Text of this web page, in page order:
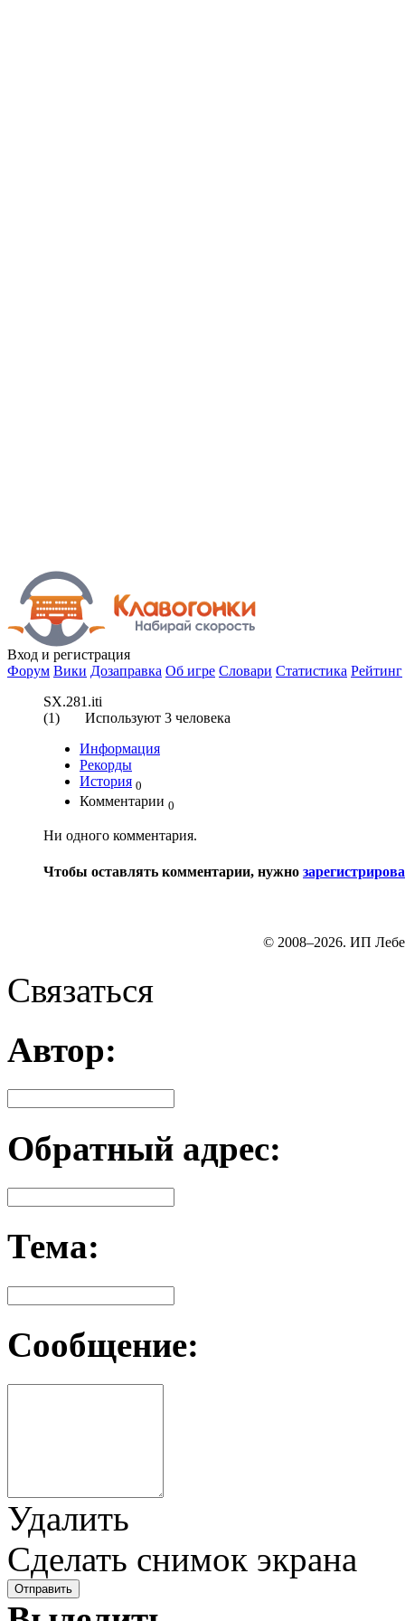
Вход и регистрация
Форум Вики Дозаправка Об игре Словари Статистика Рейтинг
SX.281.iti
(1) Используют 3 человека
Информация
Рекорды
История 0
Комментарии 0
Ни одного комментария.
Чтобы оставлять комментарии, нужно
© 2008–2026. ИП
Связаться
Автор:
Обратный адрес:
Тема:
Сообщение:
Удалить
Сделать снимок экрана
Отправить